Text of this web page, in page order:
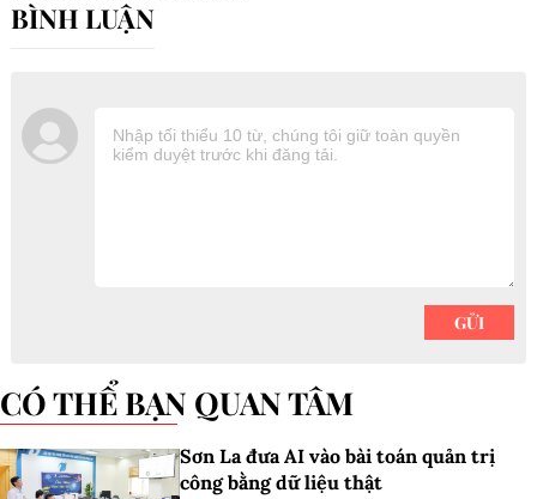
CÓ THỂ BẠN QUAN TÂM
Sơn La đưa AI vào bài toán quản trị
công bằng dữ liệu thật